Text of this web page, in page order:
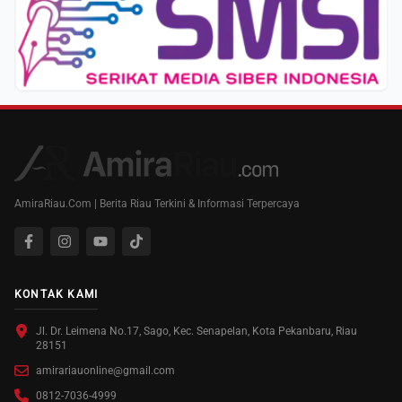
AmiraRiau.Com | Berita Riau Terkini & Informasi Terpercaya
KONTAK KAMI
Jl. Dr. Leimena No.17, Sago, Kec. Senapelan, Kota Pekanbaru, Riau
28151
amirariauonline@gmail.com
0812-7036-4999